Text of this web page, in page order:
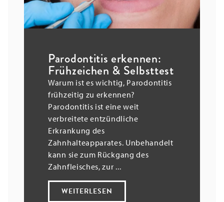
Parodontitis erkennen:
Frühzeichen & Selbsttest
Warum ist es wichtig, Parodontitis
frühzeitig zu erkennen?
Parodontitis ist eine weit
verbreitete entzündliche
Erkrankung des
Zahnhalteapparates. Unbehandelt
kann sie zum Rückgang des
Zahnfleisches, zur ...
WEITERLESEN